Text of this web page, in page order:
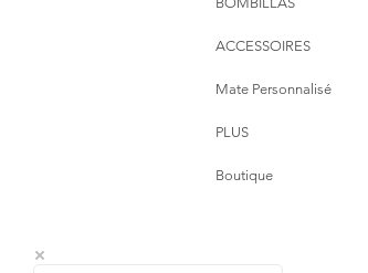
ACCESSOIRES
Mate Personnalisé
PLUS
Boutique